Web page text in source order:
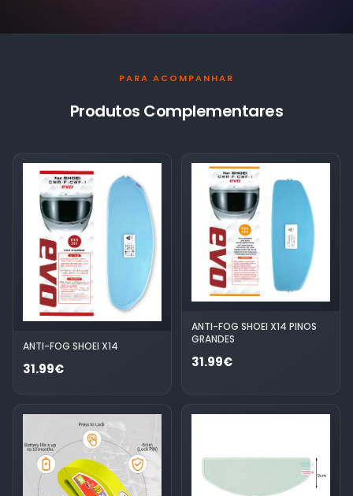
PARA ACOMPANHAR
Produtos Complementares
ANTI-FOG SHOEI X14
31.99€
ANTI-FOG SHOEI X14 PINOS
GRANDES
31.99€